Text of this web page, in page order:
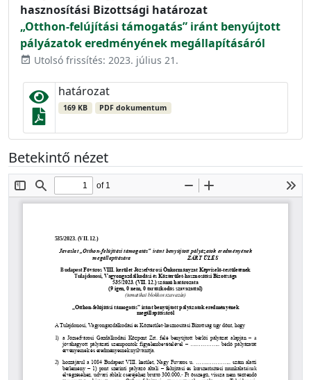
hasznosítási Bizottsági határozat
„Otthon-felújítási támogatás” iránt benyújtott
pályázatok eredményének megállapításáról
event_available Utolsó frissítés: 2023. július 21.
határozat
169 KB PDF dokumentum
Betekintő nézet